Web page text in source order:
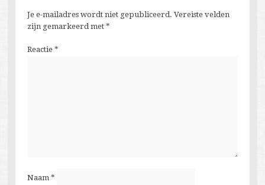
Je e-mailadres wordt niet gepubliceerd. Vereiste velden
zijn gemarkeerd met *
Reactie *
Naam *